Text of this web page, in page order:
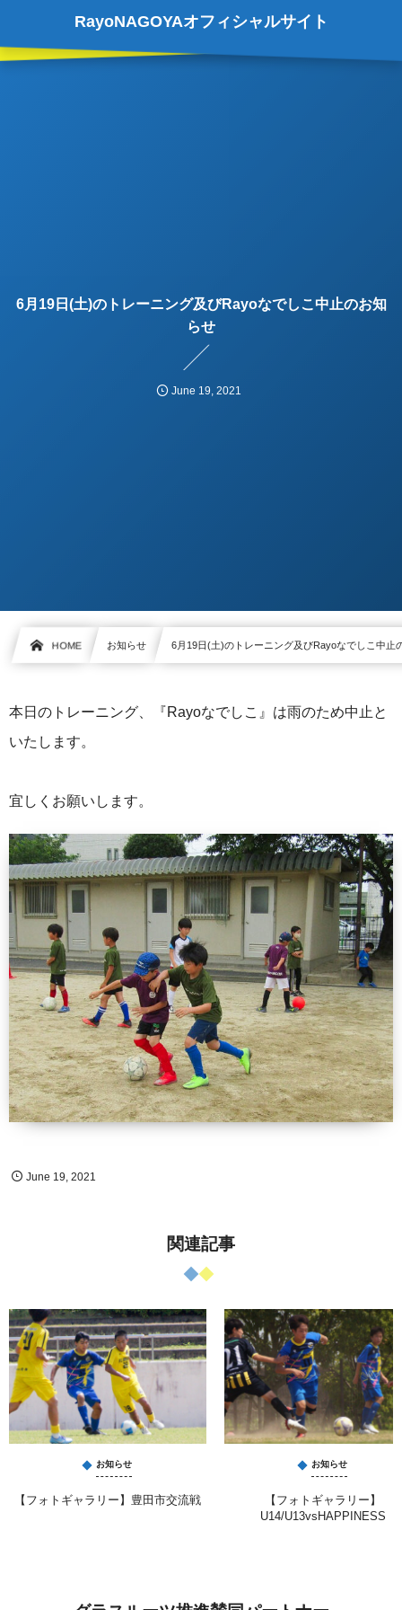
RayoNAGOYAオフィシャルサイト
6月19日(土)のトレーニング及びRayoなでしこ中止のお知
らせ
June 19,2021
HOME お知らせ 6月19日(土)のトレーニング及びRayoなでしこ中止
本日のトレーニング、『Rayoなでしこ』は雨のため中止と
いたします。
宜しくお願いします。
June 19 ,2021
関連記事
お知らせ
【フォトギャラリー】豊田市交流戦
お知らせ
【フォトギャラリー】
U14/U13vsHAPPINESS